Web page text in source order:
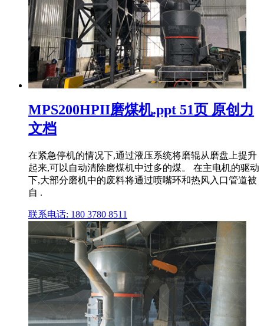
MPS200HPII磨煤机.ppt 51页 原创力
文档
在紧急停机的情况下,通过液压系统将磨辊从磨盘上提升
起来,可以自动清除磨煤机中过多的煤。 在主电机的驱动
下,大部分磨机中的废料将通过喷嘴环和热风入口管道被
自 .
联系电话: 180 3780 8511